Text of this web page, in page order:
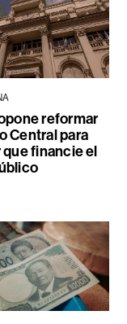
reformar
Central para
financie el